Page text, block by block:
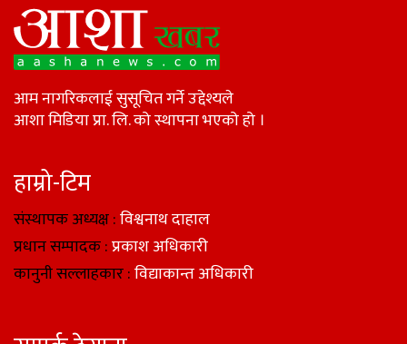
आम नागरिकलाई सुसूचित गर्ने उद्देश्यले
आशा मिडिया प्रा. लि. को स्थापना भएको हो ।
हाम्रो-टिम
संस्थापक अध्यक्ष :विश्वनाथ दाहाल
प्रधान सम्पादक :प्रकाश अधिकारी
कानुनी सल्लाहकार :विद्याकान्त अधिकारी